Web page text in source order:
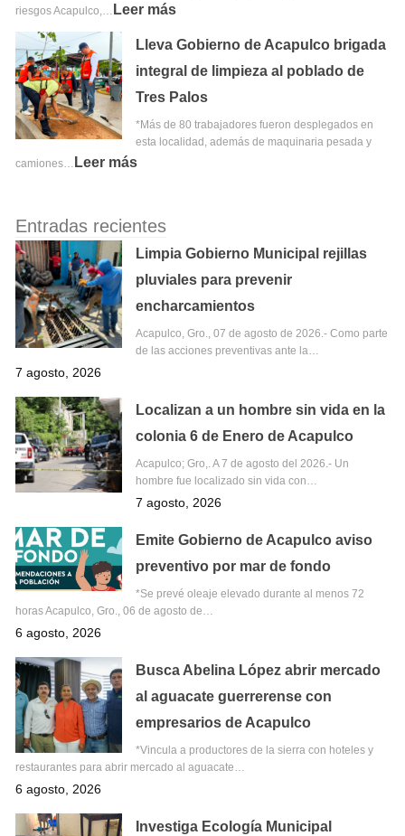
riesgos Acapulco,… Leer más
Lleva Gobierno de Acapulco brigada
integral de limpieza al poblado de
Tres Palos
*Más de 80 trabajadores fueron desplegados en
esta localidad, además de maquinaria pesada y
camiones… Leer más
Entradas recientes
Limpia Gobierno Municipal rejillas
pluviales para prevenir
encharcamientos
Acapulco, Gro., 07 de agosto de 2026.- Como parte
de las acciones preventivas ante la…
7 agosto, 2026
Localizan a un hombre sin vida en la
colonia 6 de Enero de Acapulco
Acapulco; Gro,. A 7 de agosto del 2026.- Un
hombre fue localizado sin vida con…
7 agosto, 2026
Emite Gobierno de Acapulco aviso
preventivo por mar de fondo
*Se prevé oleaje elevado durante al menos 72
horas Acapulco, Gro., 06 de agosto de…
6 agosto, 2026
Busca Abelina López abrir mercado
al aguacate guerrerense con
empresarios de Acapulco
*Vincula a productores de la sierra con hoteles y
restaurantes para abrir mercado al aguacate…
6 agosto, 2026
Investiga Ecología Municipal